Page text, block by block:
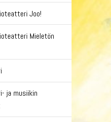
Joo!
Mieletön
ja musiikin